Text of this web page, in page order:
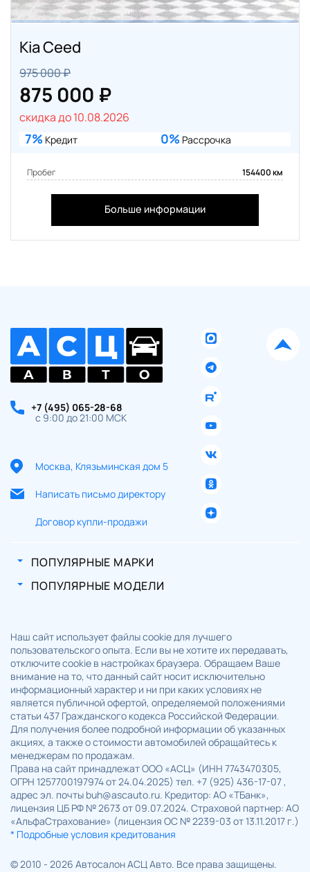
Kia Ceed
975 000 ₽
875 000 ₽
скидка до 10.08.2026
7% Кредит 0% Рассрочка
Пробег 154400 км
Больше информации
+7 (495) 065-28-68
с 9:00 до 21:00 МСК
Москва, Клязьминская дом 5
Написать письмо директору
Договор купли-продажи
ПОПУЛЯРНЫЕ МАРКИ
ПОПУЛЯРНЫЕ МОДЕЛИ
Наш сайт использует файлы cookie для лучшего
пользовательского опыта. Если вы не хотите их передавать,
отключите cookie в настройках браузера. Обращаем Ваше
внимание на то, что данный сайт носит исключительно
информационный характер и ни при каких условиях не
является публичной офертой, определяемой положениями
статьи 437 Гражданского кодекса Российской Федерации.
Для получения более подробной информации об указанных
акциях, а также о стоимости автомобилей обращайтесь к
менеджерам по продажам.
Права на сайт принадлежат ООО «АСЦ» (ИНН 7743470305,
ОГРН 1257700197974 от 24.04.2025) тел. +7 (925) 436-17-07 ,
адрес эл. почты buh@ascauto.ru. Кредитор: АО «ТБанк»,
лицензия ЦБ РФ № 2673 от 09.07.2024. Страховой партнер: АО
«АльфаСтрахование» (лицензия ОС № 2239-03 от 13.11.2017 г.)
* Подробные условия кредитования
© 2010 - 2026 Автосалон АСЦ Авто. Все права защищены.